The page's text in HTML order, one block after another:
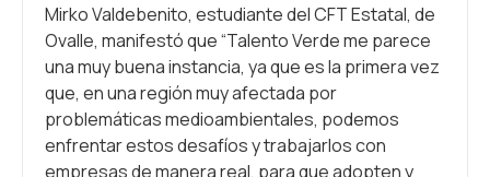
Mirko Valdebenito, estudiante del CFT Estatal, de
Ovalle, manifestó que “Talento Verde me parece
una muy buena instancia, ya que es la primera vez
que, en una región muy afectada por
problemáticas medioambientales, podemos
enfrentar estos desafíos y trabajarlos con
empresas de manera real, para que adopten y